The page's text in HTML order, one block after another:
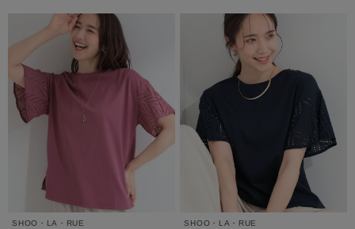
SHOO・LA・RUE
SHOO・LA・RUE